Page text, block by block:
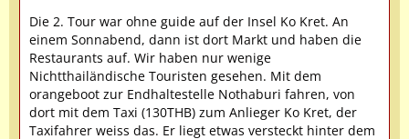
Die 2. Tour war ohne guide auf der Insel Ko Kret. An
einem Sonnabend, dann ist dort Markt und haben die
Restaurants auf. Wir haben nur wenige
Nichtthailändische Touristen gesehen. Mit dem
orangeboot zur Endhaltestelle Nothaburi fahren, von
dort mit dem Taxi (130THB) zum Anlieger Ko Kret, der
Taxifahrer weiss das. Er liegt etwas versteckt hinter dem